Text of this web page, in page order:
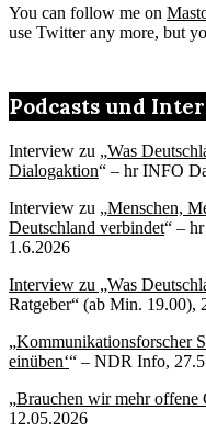
You can follow me on
use Twitter any more, but
Podcasts und
Interview zu „Was
Dialogaktion“ – hr INFO
Interview zu „Menschen,
Deutschland verbindet“ –
1.6.2026
Interview zu „Was
Ratgeber“ (ab Min. 19.00),
„Kommunikationsforscher
einüben‘“ – NDR Info,
„Brauchen wir mehr offene
12.05.2026